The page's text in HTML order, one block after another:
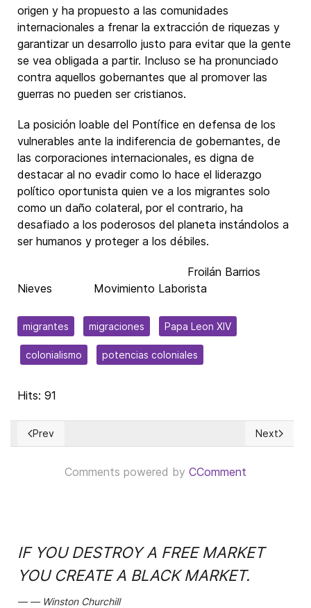
origen y ha propuesto a las comunidades
internacionales a frenar la extracción de riquezas y
garantizar un desarrollo justo para evitar que la gente
se vea obligada a partir. Incluso se ha pronunciado
contra aquellos gobernantes que al promover las
guerras no pueden ser cristianos.
La posición loable del Pontífice en defensa de los
vulnerables ante la indiferencia de gobernantes, de
las corporaciones internacionales, es digna de
destacar al no evadir como lo hace el liderazgo
político oportunista quien ve a los migrantes solo
como un daño colateral, por el contrario, ha
desafiado a los poderosos del planeta instándolos a
ser humanos y proteger a los débiles.
Froilán Barrios
Nieves Movimiento Laborista
migrantes migraciones Papa Leon XIV
colonialismo potencias coloniales
Hits: 91
Previous article: Poema al Perú que sigue contando votos.
Prev Next
Next
Comments powered by CComment
IF YOU DESTROY A FREE MARKET
YOU CREATE A BLACK MARKET.
Winston Churchill